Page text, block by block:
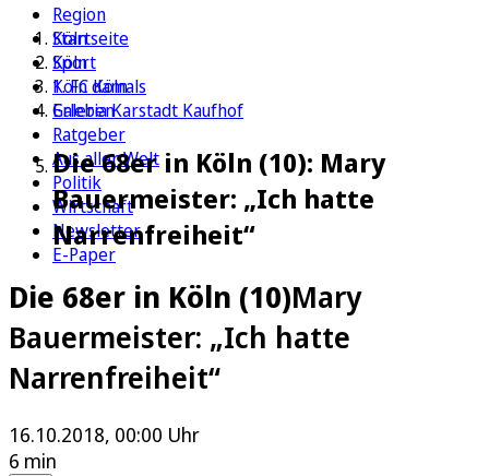
Region
Köln
Sport
1. FC Köln
Erleben
Ratgeber
Aus aller Welt
Politik
Wirtschaft
Newsletter
E-Paper
Startseite
Köln
Köln damals
Galeria Karstadt Kaufhof
Die 68er in Köln (10): Mary
Bauermeister: „Ich hatte
Narrenfreiheit“
Die 68er in Köln (10)Mary
Bauermeister: „Ich hatte
Narrenfreiheit“
16.10.2018, 00:00 Uhr
6 min